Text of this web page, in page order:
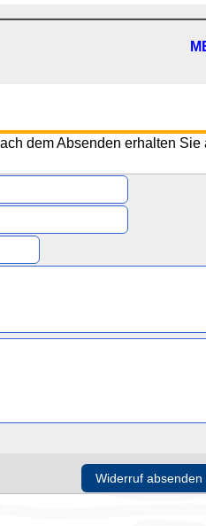
dem Absenden erhalten